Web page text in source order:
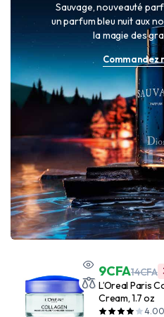
Sauvage, nouveauté
un parfum bleu nuit aux
la magie des
Commandez
14CFA
9CFA
L’Oreal Paris
Cream, 1.7 oz
4.00